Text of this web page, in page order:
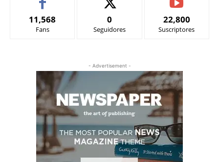
11,568
Fans
0
Seguidores
22,800
Suscriptores
- Advertisement -